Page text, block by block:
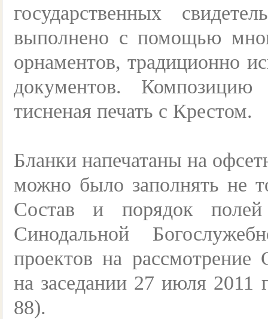
государственных
выполнено с помощью
орнаментов, традиционно
документов. Композицию
тисненая печать с Крестом.
Бланки напечатаны на
можно было заполнять не
Состав и порядок полей
Синодальной
проектов на
на заседании 27 июля
88).